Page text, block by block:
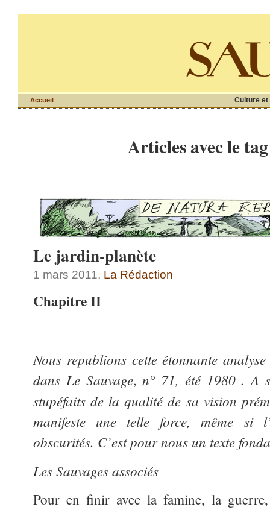
Culture et
Accueil
Articles avec le
Le jardin-planète
1 mars 2011, La Rédaction
Chapitre II
Nous republions cette étonnante
dans Le Sauvage,n° 71, été 1980 . A
stupéfaits de la qualité de sa vision
manifeste une telle force, même si
obscurités. C’est pour nous un texte
Les Sauvages associés
Pour en finir avec la famine, la